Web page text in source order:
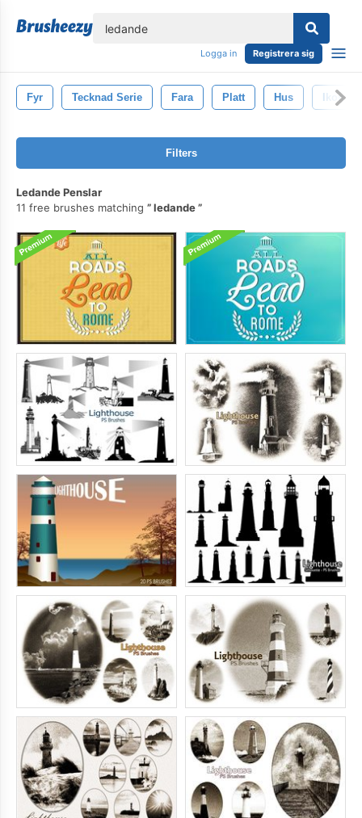
Logga in Registrera sig
Fyr Tecknad Serie Fara Platt Hus Ikon
Filters
Ledande Penslar
11 free brushes matching
ledande